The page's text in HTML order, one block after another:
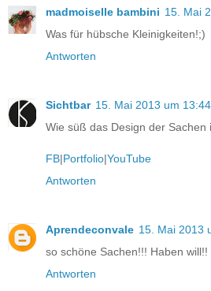
madmoiselle bambini 15. Mai
Was für hübsche Kleinigkeiten!;)
Antworten
Sichtbar 15. Mai 2013 um 13:44
Wie süß das Design der Sachen
FB|Portfolio|YouTube
Antworten
Aprendeconvale 15. Mai 2013
so schöne Sachen!!! Haben
Antworten